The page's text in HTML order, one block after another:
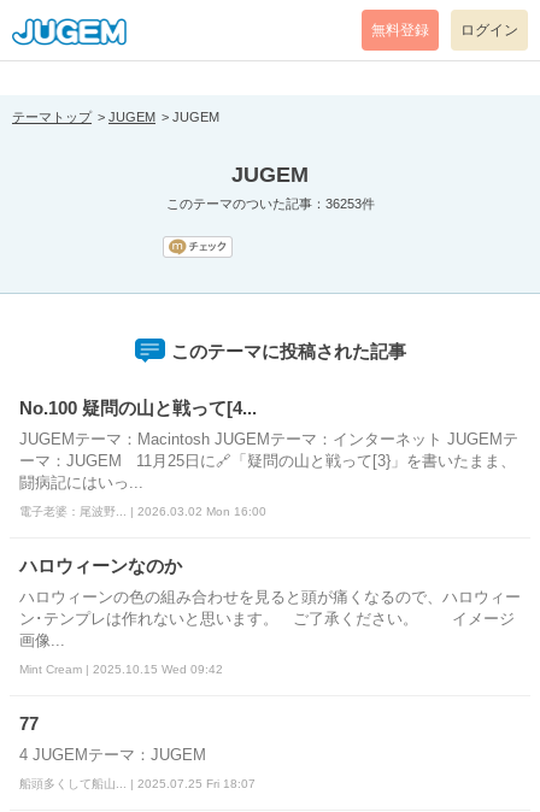
[pear_error: message="Success" code=0 mode=return level=notice
prefix="" info=""]
無料登録 ログイン
テーマトップ JUGEM JUGEM
JUGEM
このテーマのついた記事：36253件
このテーマに投稿された記事
No.100 疑問の山と戦って[4...
JUGEMテーマ：Macintosh JUGEMテーマ：インターネット JUGEMテ
ーマ：JUGEM 11月25日に🔗「疑問の山と戦って[3}」を書いたまま、
闘病記にはいっ...
電子老婆：尾波野... | 2026.03.02 Mon 16:00
ハロウィーンなのか
ハロウィーンの色の組み合わせを見ると頭が痛くなるので、ハロウィー
ン･テンプレは作れないと思います。 ご了承ください。 イメージ
画像...
Mint Cream | 2025.10.15 Wed 09:42
77
4 JUGEMテーマ：JUGEM
船頭多くして船山... | 2025.07.25 Fri 18:07